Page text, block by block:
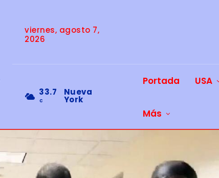
viernes, agosto 7,
2026
33.7
C
Nueva
York
Portada USA
Más